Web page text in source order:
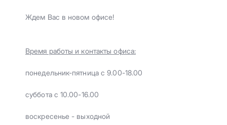
Ждем Вас в новом офисе!
Время работы и контакты офиса:
понедельник-пятница с 9.00-18.00
суббота с 10.00-16.00
воскресенье - выходной